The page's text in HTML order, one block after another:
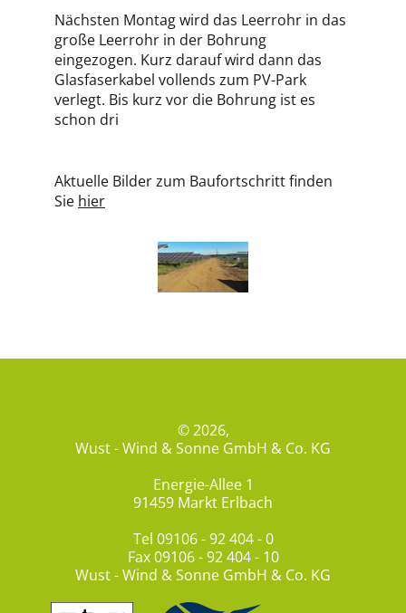
Nächsten Montag wird das Leerrohr in das
große Leerrohr in der Bohrung
eingezogen. Kurz darauf wird dann das
Glasfaserkabel vollends zum PV-Park
verlegt. Bis kurz vor die Bohrung ist es
schon dri
Aktuelle Bilder zum Baufortschritt finden
Sie hier
© 2026,
Wust - Wind & Sonne GmbH & Co. KG
Energie-Allee 1
91459 Markt Erlbach
Tel 09106 - 92 404 - 0
Fax 09106 - 92 404 - 10
Wust - Wind & Sonne GmbH & Co. KG